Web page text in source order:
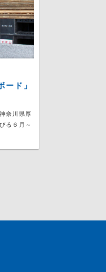
ード」
奈川県厚
る６月～